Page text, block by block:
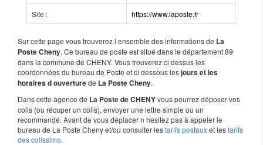
Site : https://www.laposte.fr
Sur cette page vous trouverez l ensemble des informations de La
Poste Cheny. Ce bureau de poste est situé dans le département 89
dans la commune de CHENY. Vous trouverez ci dessus les
coordonnées du bureau de Poste et ci dessous lesjours et les
horaires d ouverturede La Poste Cheny.
Dans cette agence de La Poste de CHENYvous pourrez déposer vos
colis (ou récuper un colis), envoyer une lettre simple ou un
recommandé. Avant de vous déplacer n hesitez pas à appeler le
bureau de La Poste Cheny et/ou consulter lestarifs postauxet lestarifs
des colissimo.